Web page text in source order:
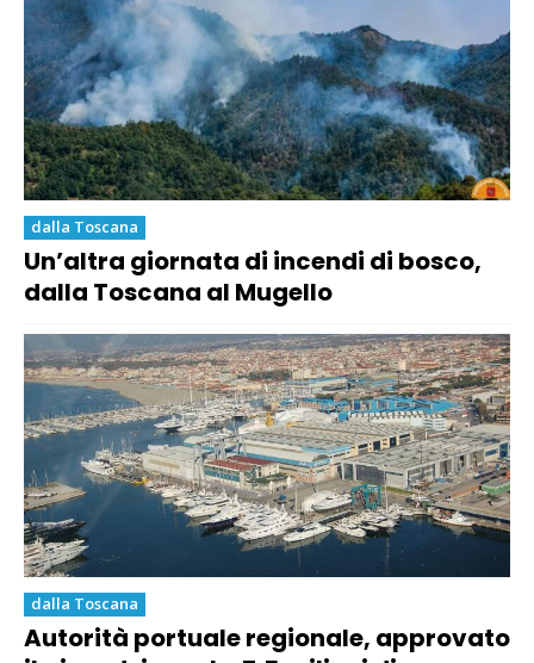
dalla Toscana
Un’altra giornata di incendi di bosco,
dalla Toscana al Mugello
dalla Toscana
Autorità portuale regionale, approvato